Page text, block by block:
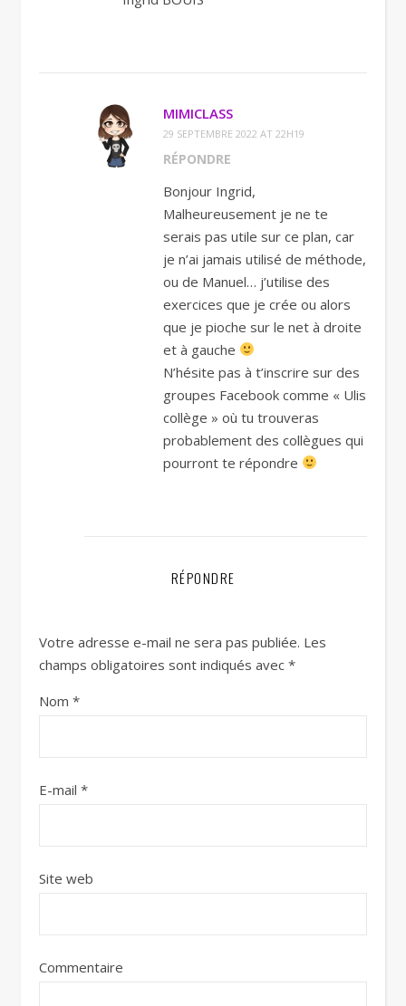
MIMICLASS
29 SEPTEMBRE 2022 AT 22H19
RÉPONDRE
Bonjour Ingrid,
Malheureusement je ne te
serais pas utile sur ce plan, car
je n’ai jamais utilisé de méthode,
ou de Manuel… j’utilise des
exercices que je crée ou alors
que je pioche sur le net à droite
et à gauche
N’hésite pas à t’inscrire sur des
groupes Facebook comme « Ulis
collège » où tu trouveras
probablement des collègues qui
pourront te répondre
RÉPONDRE
Votre adresse e-mail ne sera pas publiée. Les
champs obligatoires sont indiqués avec *
Nom *
E-mail *
Site web
Commentaire